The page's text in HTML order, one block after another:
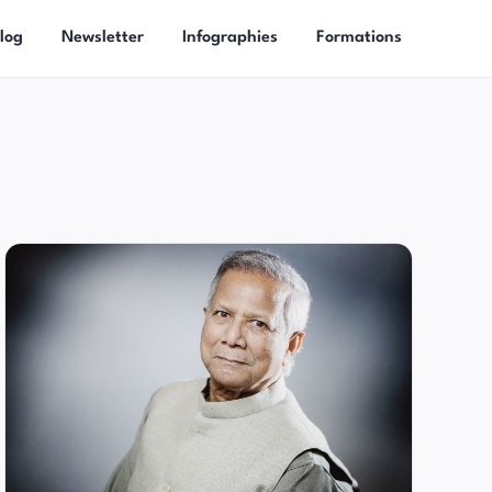
Newsletter Infographies Formations